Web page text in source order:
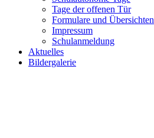
Tage der offenen Tür
Formulare und Übersichten
Impressum
Schulanmeldung
Aktuelles
Bildergalerie